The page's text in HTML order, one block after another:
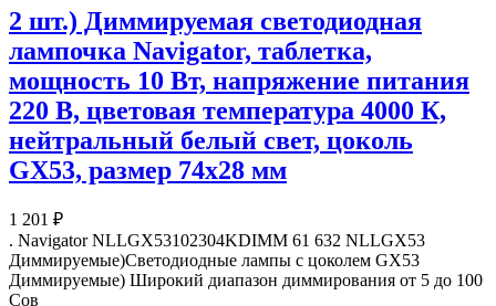
2 шт.) Диммируемая светодиодная
лампочка Navigator, таблетка,
мощность 10 Вт, напряжение питания
220 В, цветовая температура 4000 К,
нейтральный белый свет, цоколь
GX53, размер 74х28 мм
1 201 ₽
. Navigator NLLGX53102304KDIMM 61 632 NLLGX53
Диммируемые)Светодиодные лампы с цоколем GX53
Диммируемые) Широкий диапазон диммирования от 5 до 100
Сов